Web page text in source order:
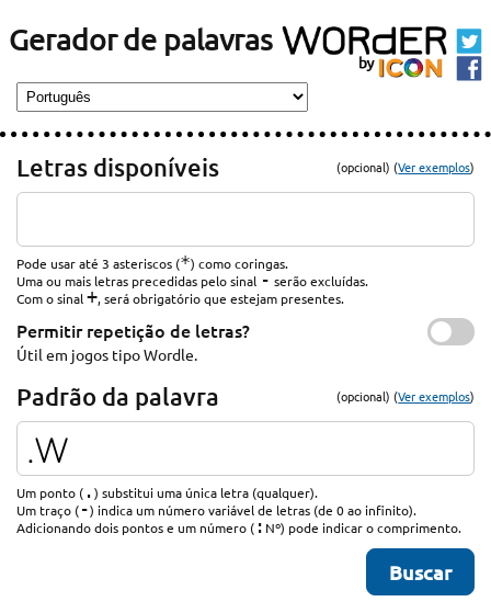
Gerador de palavras
Letras disponíveis (opcional) (Ver exemplos)
Pode usar até 3 asteriscos (*) como coringas.
Uma ou mais letras precedidas pelo sinal - serão excluídas.
Com o sinal+, será obrigatório que estejam presentes.
Permitir repetição de letras?
Útil em jogos tipo Wordle.
Padrão da palavra (opcional) (Ver exemplos)
Um ponto (.) substitui uma única letra (qualquer).
Um traço (-) indica um número variável de letras (de 0 ao infinito).
Adicionando dois pontos e um número (: Nº) pode indicar o comprimento.